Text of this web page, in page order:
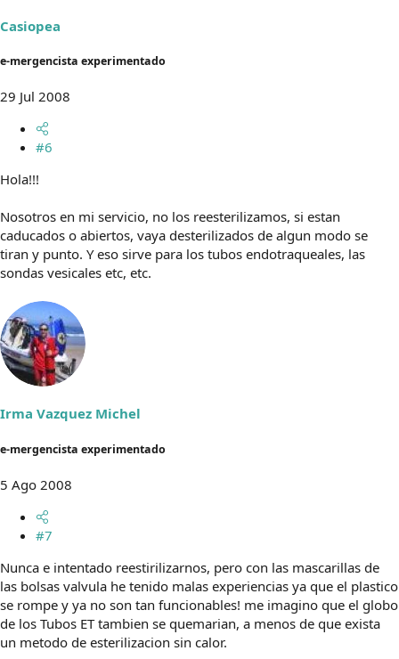
Casiopea
e-mergencista experimentado
29 Jul 2008
#6
Hola!!!
Nosotros en mi servicio, no los reesterilizamos, si estan
caducados o abiertos, vaya desterilizados de algun modo se
tiran y punto. Y eso sirve para los tubos endotraqueales, las
sondas vesicales etc, etc.
Irma Vazquez Michel
e-mergencista experimentado
5 Ago 2008
#7
Nunca e intentado reestirilizarnos, pero con las mascarillas de
las bolsas valvula he tenido malas experiencias ya que el plastico
se rompe y ya no son tan funcionables! me imagino que el globo
de los Tubos ET tambien se quemarian, a menos de que exista
un metodo de esterilizacion sin calor.